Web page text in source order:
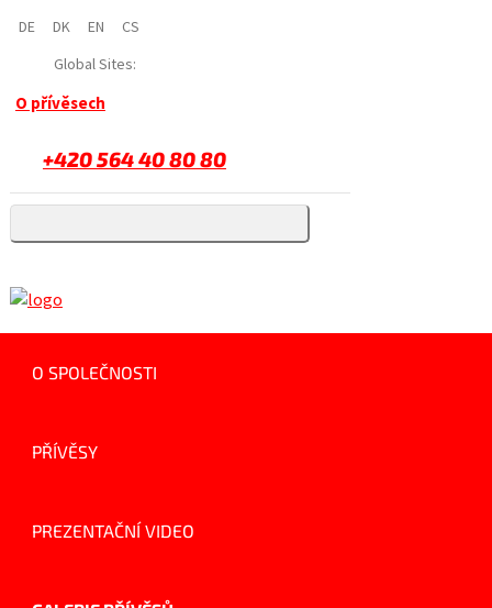
DE DK EN
CS
Global Sites:
O přívěsech
+420 564 40 80 80
O SPOLEČNOSTI
PŘÍVĚSY
PREZENTAČNÍ VIDEO